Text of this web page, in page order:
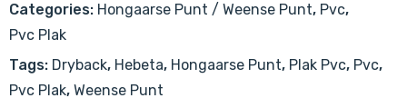
Categories: Hongaarse Punt / Weense Punt, Pvc,
Pvc Plak
Tags: Dryback, Hebeta, Hongaarse Punt, Plak Pvc, Pvc,
Pvc Plak, Weense Punt